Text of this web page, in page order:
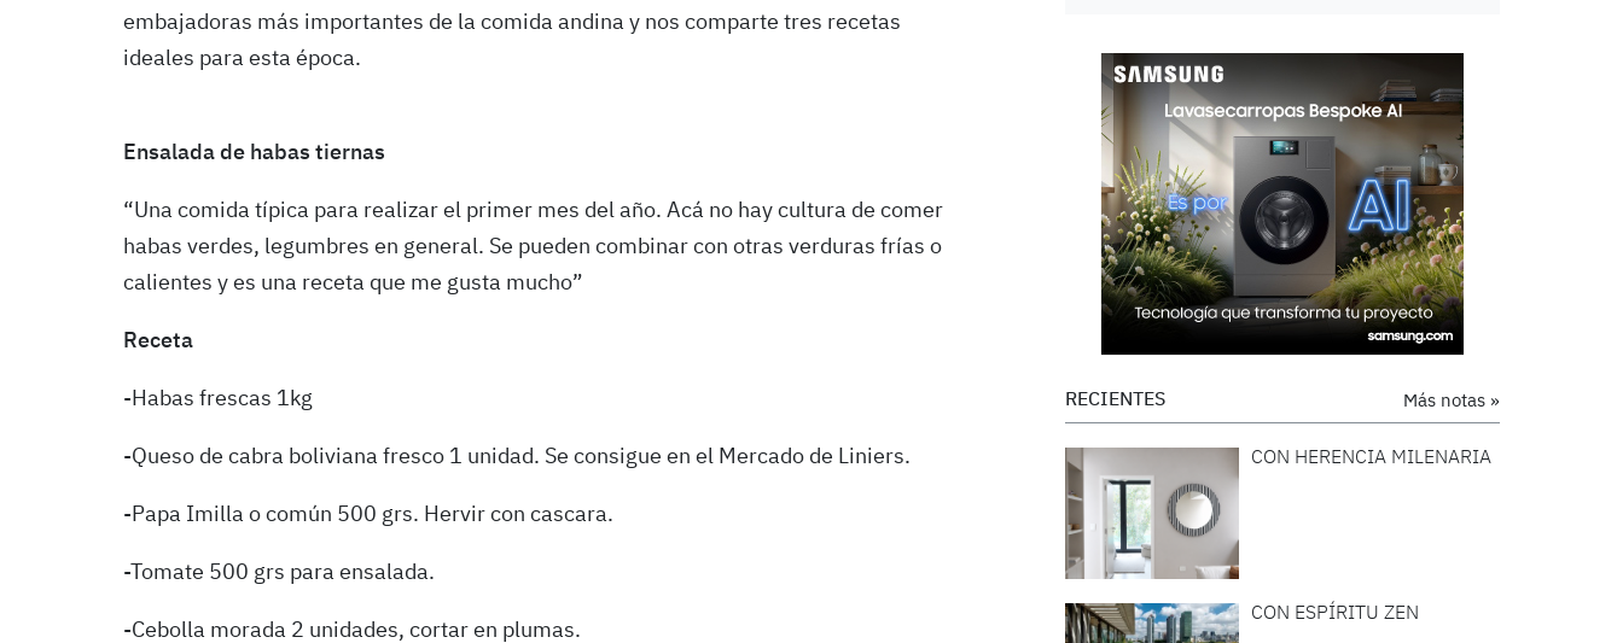
embajadoras más importantes de la comida andina y nos comparte tres recetas
ideales para esta época.
Ensalada de habas tiernas
“Una comida típica para realizar el primer mes del año. Acá no hay cultura de comer
habas verdes, legumbres en general. Se pueden combinar con otras verduras frías o
calientes y es una receta que me gusta mucho”
Receta
-Habas frescas 1kg
-Queso de cabra boliviana fresco 1 unidad. Se consigue en el Mercado de Liniers.
-Papa Imilla o común 500 grs. Hervir con cascara.
-Tomate 500 grs para ensalada.
-Cebolla morada 2 unidades, cortar en plumas.
Más notas »
RECIENTES
CON HERENCIA MILENARIA
CON ESPÍRITU ZEN